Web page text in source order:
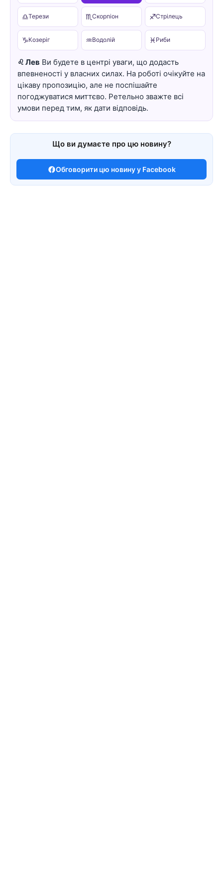
♎Терези ♏ Скорпіон ♐Стрілець
♑Козеріг ♒Водолій ♓ Риби
♌ Лев Ви будете в центрі уваги, що додасть
впевненості у власних силах. На роботі очікуйте на
цікаву пропозицію, але не поспішайте
погоджуватися миттєво. Ретельно зважте всі
умови перед тим, як дати відповідь.
Що ви думаєте про цю новину?
Обговорити цю новину у Facebook